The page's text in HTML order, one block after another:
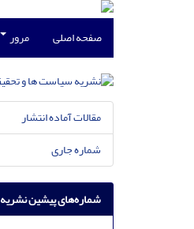
صفحه اصلی مرور
مقالات آماده انتشار
شماره جاری
شماره‌های پیشین نشریه